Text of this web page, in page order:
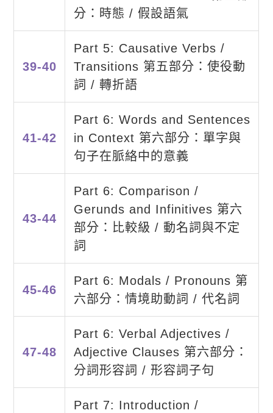
分：時態 / 假設語氣
39-40
Part 5: Causative Verbs /
Transitions 第五部分：使役動
詞 / 轉折語
41-42
Part 6: Words and Sentences
in Context 第六部分：單字與
句子在脈絡中的意義
43-44
Part 6: Comparison /
Gerunds and Infinitives 第六
部分：比較級 / 動名詞與不定
詞
45-46
Part 6: Modals / Pronouns 第
六部分：情境助動詞 / 代名詞
47-48
Part 6: Verbal Adjectives /
Adjective Clauses 第六部分：
分詞形容詞 / 形容詞子句
Part 7: Introduction /